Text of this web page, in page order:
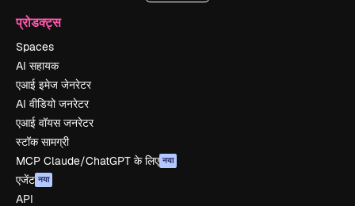
प्रोडक्ट्स
Spaces
AI सहायक
एआई इमेज जेनरेटर
AI वीडियो जनरेटर
एआई वॉयस जनरेटर
स्टॉक सामग्री
MCP Claude/ChatGPT के लिए नया
एजेंट नया
API